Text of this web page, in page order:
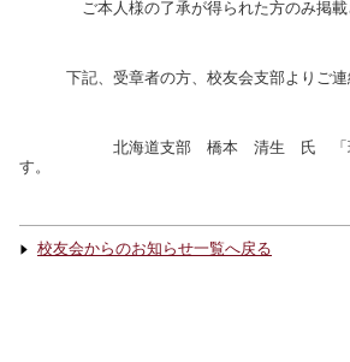
ご本人様の了承が得られた方のみ掲載さ
下記、受章者の方、校友会支部よりご連
北海道支部 橋本 清生 氏 「瑞宝小綬
す。
校友会からのお知らせ一覧へ戻る